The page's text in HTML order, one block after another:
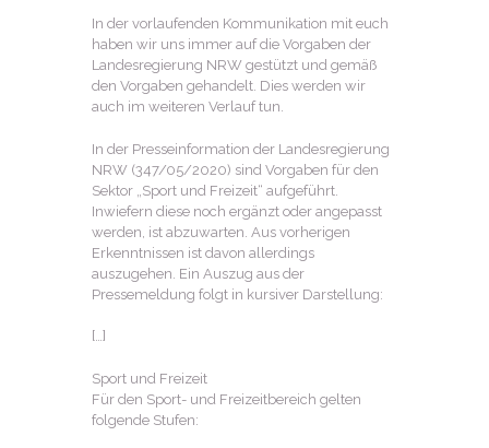
In der vorlaufenden Kommunikation mit euch
haben wir uns immer auf die Vorgaben der
Landesregierung NRW gestützt und gemäß
den Vorgaben gehandelt. Dies werden wir
auch im weiteren Verlauf tun.
In der Presseinformation der Landesregierung
NRW (347/05/2020) sind Vorgaben für den
Sektor „Sport und Freizeit“ aufgeführt.
Inwiefern diese noch ergänzt oder angepasst
werden, ist abzuwarten. Aus vorherigen
Erkenntnissen ist davon allerdings
auszugehen. Ein Auszug aus der
Pressemeldung folgt in kursiver Darstellung:
[…]
Sport und Freizeit
Für den Sport- und Freizeitbereich gelten
folgende Stufen: